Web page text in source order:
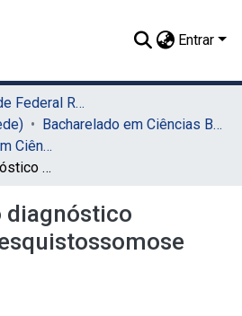
Entrar
01. Universidade Federal Rural de Pernambuco - UFRPE (Sede)
Bacharelado em Ciências Biológicas (Sede)
TCC - Bacharelado em Ciências Biológicas (Sede)
A evolução do diagnóstico molecular da esquistossomose mansônica
diagnóstico